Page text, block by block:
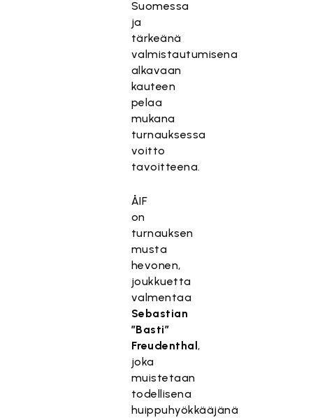
Suomessa
ja
tärkeänä
valmistautumisena
alkavaan
kauteen
pelaa
mukana
turnauksessa
voitto
tavoitteena.
ÅIF
on
turnauksen
musta
hevonen,
joukkuetta
valmentaa
Sebastian
”Basti”
Freudenthal,
joka
muistetaan
todellisena
huippuhyökkääjänä